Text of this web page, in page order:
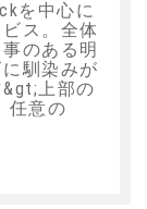
を中心に
ス。全体
のある明
馴染みが
上部の
任意の